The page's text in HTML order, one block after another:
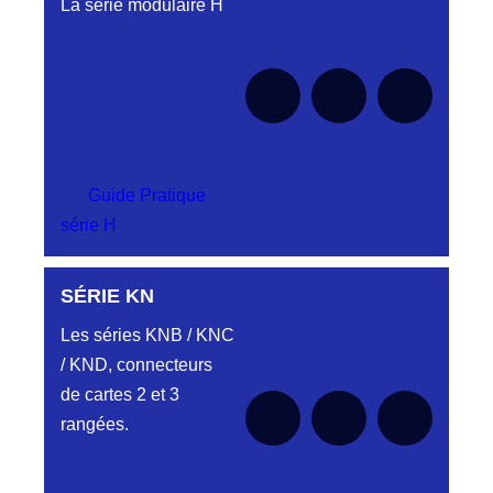
La série modulaire H
Guide Pratique
série H
PROFILS HC-
Embases et
fiches simple
rangée.
SÉRIE KN
Les séries KNB / KNC
/ KND, connecteurs
de cartes 2 et 3
rangées.